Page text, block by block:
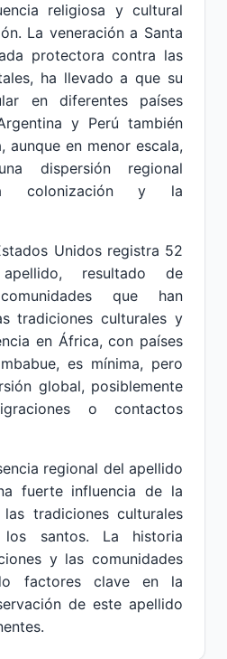
religiosa y cultural
La veneración a Santa
protectora contra las
ha llevado a que su
en diferentes países
y Perú también
aunque en menor escala,
dispersión regional
colonización y la
Unidos registra 52
resultado de
que han
tradiciones culturales y
en África, con países
es mínima, pero
global, posiblemente
o contactos
regional del apellido
fuerte influencia de la
tradiciones culturales
los santos. La historia
y las comunidades
factores clave en la
de este apellido